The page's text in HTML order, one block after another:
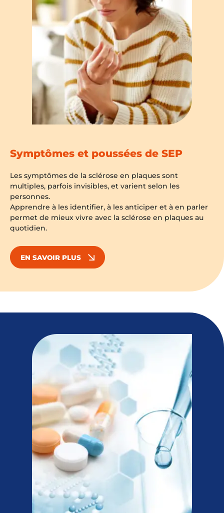
Symptômes et poussées de SEP
Les symptômes de la sclérose en plaques sont
multiples, parfois invisibles, et varient selon les
personnes.
Apprendre à les identifier, à les anticiper et à en parler
permet de mieux vivre avec la sclérose en plaques au
quotidien.
EN SAVOIR PLUS